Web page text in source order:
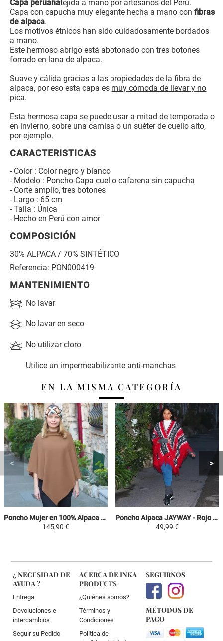
Capa peruanatejida a mano por artesanos del Perú.
Capa con capucha muy elegante hecha a mano confibras
de alpaca.
Los motivos étnicos han sido cuidadosamente bordados
a mano.
Este hermoso abrigo está abotonado con tres botones
forrado en lana de alpaca.
Suave y cálida gracias a las propiedades de la fibra de
alpaca, por eso esta capa es muy cómoda de llevar y no
pica.
Esta hermosa capa se puede usar a mitad de temporada o
en invierno, sobre una camisa o un suéter de cuello alto,
por ejemplo.
CARACTERISTICAS
- Color : Color negro y blanco
- Modelo : Poncho-Capa cuello cafarena sin capucha
- Corte amplio, tres botones
- Largo : 65 cm
- Talla : Única
- Hecho en Perú con amor
COMPOSICIÓN
30% ALPACA / 70% SINTÉTICO
Referencia: PON000419
MANTENIMIENTO
No lavar
No lavar en seco
No utilizar cloro
Utilice un impermeabilizante anti-manchas
EN LA MISMA CATEGORÍA
Poncho Mujer en 100% Alpaca - Camello - Cuadrado
145,90 €
Poncho Alpaca JAYWAY - Rojo / Negro / Gris / Blanco - Motivos Étnicos
49,99 €
¿ NECESIDAD DE
AYUDA ?
Entrega
Devoluciones e
intercambios
Seguir su Pedido
ACERCA DE INKA
PRODUCTS
¿Quiénes somos?
Términos y
Condiciones
Política de
SEGUIRNOS
MÉTODOS DE
PAGO